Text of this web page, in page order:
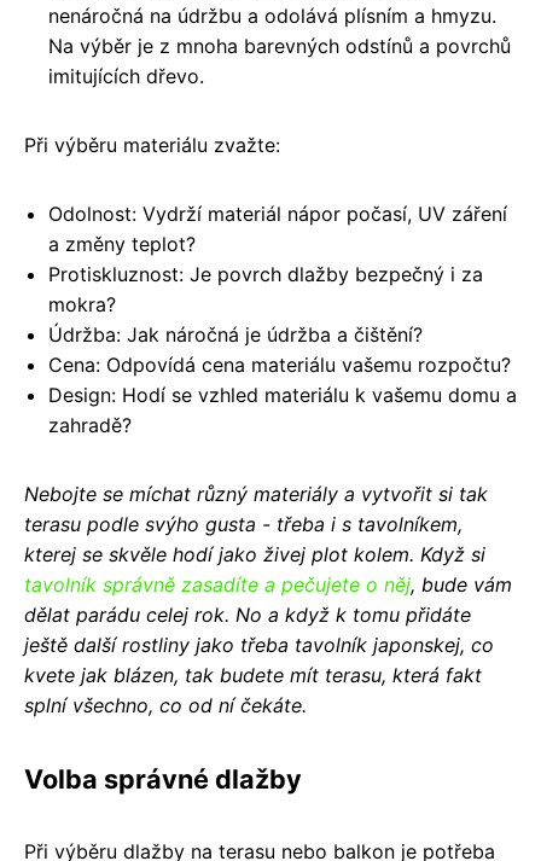
nenáročná na údržbu a odolává plísním a hmyzu.
Na výběr je z mnoha barevných odstínů a povrchů
imitujících dřevo.
Při výběru materiálu zvažte:
Odolnost: Vydrží materiál nápor počasí, UV záření
a změny teplot?
Protiskluznost: Je povrch dlažby bezpečný i za
mokra?
Údržba: Jak náročná je údržba a čištění?
Cena: Odpovídá cena materiálu vašemu rozpočtu?
Design: Hodí se vzhled materiálu k vašemu domu a
zahradě?
Nebojte se míchat různý materiály a vytvořit si tak
terasu podle svýho gusta - třeba i s tavolníkem,
kterej se skvěle hodí jako živej plot kolem. Když si
tavolník správně zasadíte a pečujete o něj, bude vám
dělat parádu celej rok. No a když k tomu přidáte
ještě další rostliny jako třeba tavolník japonskej, co
kvete jak blázen, tak budete mít terasu, která fakt
splní všechno, co od ní čekáte.
Volba správné dlažby
Při výběru dlažby na terasu nebo balkon je potřeba